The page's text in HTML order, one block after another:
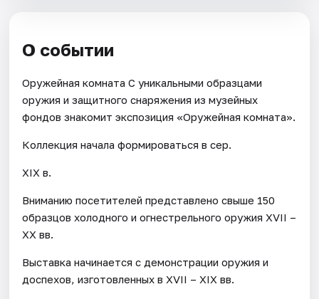
О событии
Оружейная комната С уникальными образцами
оружия и защитного снаряжения из музейных
фондов знакомит экспозиция «Оружейная комната».
Коллекция начала формироваться в сер.
XIX в.
Вниманию посетителей представлено свыше 150
образцов холодного и огнестрельного оружия XVII –
XX вв.
Выставка начинается с демонстрации оружия и
доспехов, изготовленных в XVII – XIX вв.